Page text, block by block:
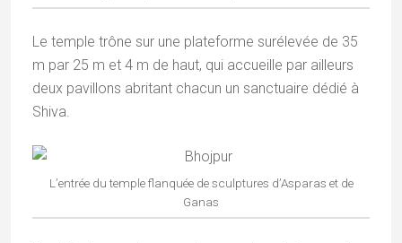
Le temple trône sur une plateforme surélevée de 35
m par 25 m et 4 m de haut, qui accueille par ailleurs
deux pavillons abritant chacun un sanctuaire dédié à
Shiva.
L’entrée du temple flanquée de sculptures d’Asparas et de
Ganas